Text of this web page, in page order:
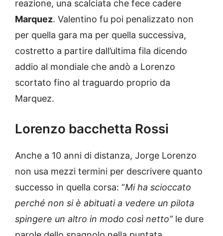
reazione, una scalciata che fece cadere
Marquez. Valentino fu poi penalizzato non
per quella gara ma per quella successiva,
costretto a partire dall’ultima fila dicendo
addio al mondiale che andò a Lorenzo
scortato fino al traguardo proprio da
Marquez.
Lorenzo bacchetta Rossi
Anche a 10 anni di distanza, Jorge Lorenzo
non usa mezzi termini per descrivere quanto
successo in quella corsa: “Mi ha scioccato
perché non si è abituati a vedere un pilota
spingere un altro in modo così netto”le dure